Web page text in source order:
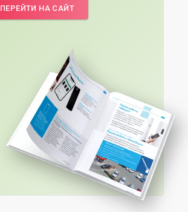
ПЕРЕЙТИ НА САЙТ